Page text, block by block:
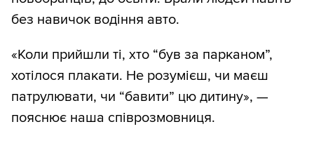
без навичок водіння авто.
«Коли прийшли ті, хто “був за парканом”,
хотілося плакати. Не розумієш, чи маєш
патрулювати, чи “бавити” цю дитину», —
пояснює наша співрозмовниця.